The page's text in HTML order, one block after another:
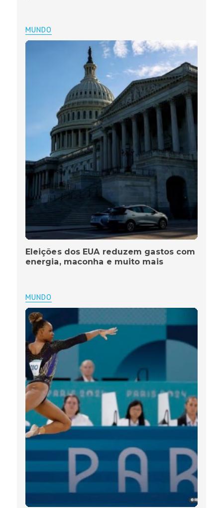
MUNDO
Eleições dos EUA reduzem gastos com
energia, maconha e muito mais
MUNDO